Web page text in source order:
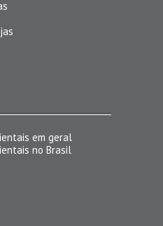
em geral
no Brasil